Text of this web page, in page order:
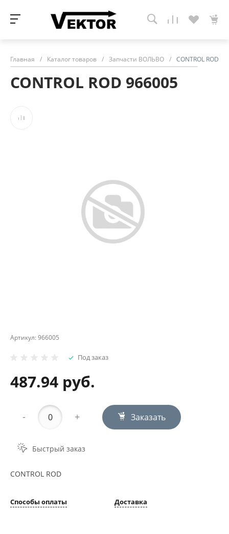
Главная / Каталог товаров / Запчасти ВОЛЬВО / CONTROL ROD
CONTROL ROD 966005
Артикул:966005
Под заказ
487.94 руб.
- + Заказать
Быстрый заказ
CONTROL ROD
Способы оплаты Доставка